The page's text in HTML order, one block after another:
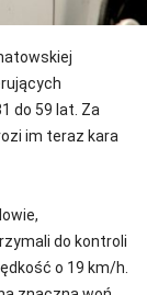
do 59 lat. Za
im teraz kara
do kontroli
o 19 km/h.